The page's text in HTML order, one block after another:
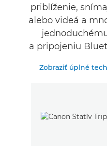
priblíženie,
alebo videá a
a pripojeniu
Zobraziť úplné